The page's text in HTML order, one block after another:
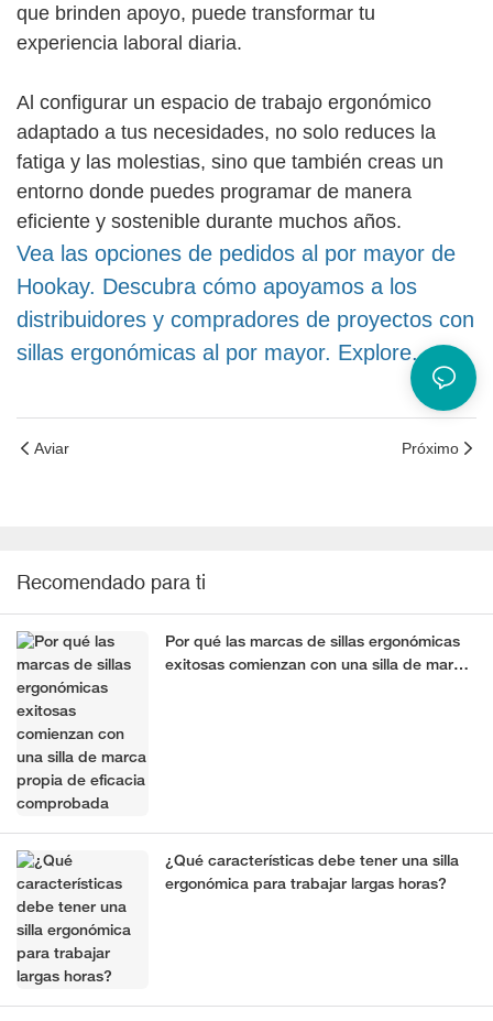
que brinden apoyo, puede transformar tu
experiencia laboral diaria.
Al configurar un espacio de trabajo ergonómico
adaptado a tus necesidades, no solo reduces la
fatiga y las molestias, sino que también creas un
entorno donde puedes programar de manera
eficiente y sostenible durante muchos años.
Vea las opciones de pedidos al por mayor de
Hookay. Descubra cómo apoyamos a los
distribuidores y compradores de proyectos con
sillas ergonómicas al por mayor. Explore.
Aviar Próximo
Recomendado para ti
Por qué las marcas de sillas ergonómicas
exitosas comienzan con una silla de marca
¿Qué características debe tener una silla
ergonómica para trabajar largas horas?